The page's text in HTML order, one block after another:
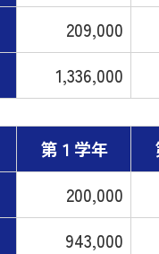
209,000
1,336,000
第１学年
200,000
943,000